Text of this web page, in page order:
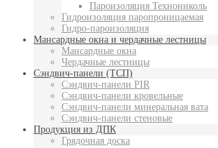
Пароизоляция Технониколь
Гидроизоляция паропроницаемая
Гидро-пароизоляция
Мансардные окна и чердачные лестницы
Мансардные окна
Чердачные лестницы
Сэндвич-панели (ТСП)
Сэндвич-панели PIR
Сэндвич-панели кровельные
Сэндвич-панели минеральная вата
Сэндвич-панели стеновые
Продукция из ДПК
Грядочная доска